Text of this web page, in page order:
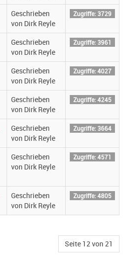
Geschrieben
von Dirk Reyle
Zugriffe: 3729
Geschrieben
von Dirk Reyle
Zugriffe: 3961
Geschrieben
von Dirk Reyle
Zugriffe: 4027
Geschrieben
von Dirk Reyle
Zugriffe: 4245
Geschrieben
von Dirk Reyle
Zugriffe: 3664
Geschrieben
von Dirk Reyle
Zugriffe: 4571
Geschrieben
von Dirk Reyle
Zugriffe: 4805
Seite 12 von 21